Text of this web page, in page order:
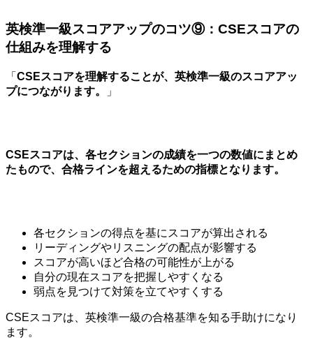
英検準一級スコアアップのコツ⑨：CSEスコアの
仕組みを理解する
「 CSEスコアを理解することが、英検準一級のスコアアッ
プにつながります。
」
CSEスコアは、各セクションの成績を一つの数値にまとめ
たもので、合格ラインを超えるための指標となります。
各セクションの得点を基にスコアが算出される
リーディングやリスニングの配点が影響する
スコアが高いほど合格の可能性が上がる
自分の現在スコアを把握しやすくなる
弱点を見つけて対策を立てやすくする
CSEスコアは、英検準一級の合格基準を知る手助けになり
ます。